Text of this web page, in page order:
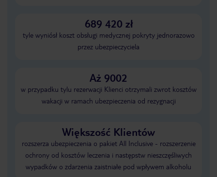
689 420 zł
tyle wyniósł koszt obsługi medycznej pokryty jednorazowo
przez ubezpieczyciela
Aż 9002
w przypadku tylu rezerwacji Klienci otrzymali zwrot kosztów
wakacji w ramach ubezpieczenia od rezygnacji
Większość Klientów
rozszerza ubezpieczenia o pakiet All Inclusive - rozszerzenie
ochrony od kosztów leczenia i następstw nieszczęśliwych
wypadków o zdarzenia zaistniałe pod wpływem alkoholu